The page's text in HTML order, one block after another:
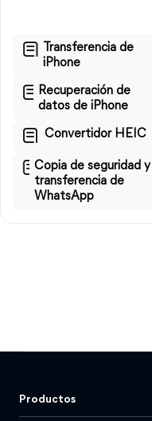
Transferencia de
iPhone
Recuperación de
datos de iPhone
Convertidor HEIC
Copia de seguridad y
transferencia de
WhatsApp
Productos